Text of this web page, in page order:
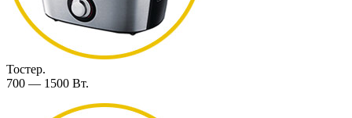
Тостер.
700 — 1500 Вт.